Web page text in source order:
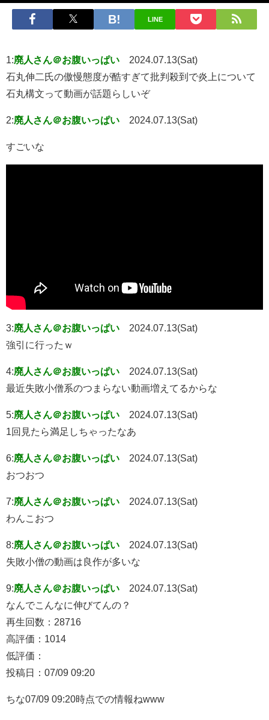
LINE
1:廃人さん＠お腹いっぱい
2024.07.13(Sat)
石丸伸二氏の傲慢態度が酷すぎて批判殺到で炎上について
石丸構文って動画が話題らしいぞ
2:廃人さん＠お腹いっぱい 2024.07.13(Sat)
すごいな
3:廃人さん＠お腹いっぱい
2024.07.13(Sat)
強引に行ったｗ
4:廃人さん＠お腹いっぱい
2024.07.13(Sat)
最近失敗小僧系のつまらない動画増えてるからな
5:廃人さん＠お腹いっぱい
2024.07.13(Sat)
1回見たら満足しちゃったなあ
6:廃人さん＠お腹いっぱい
2024.07.13(Sat)
おつおつ
7:廃人さん＠お腹いっぱい
2024.07.13(Sat)
わんこおつ
8:廃人さん＠お腹いっぱい
2024.07.13(Sat)
失敗小僧の動画は良作が多いな
9:廃人さん＠お腹いっぱい
2024.07.13(Sat)
なんでこんなに伸びてんの？
再生回数：28716
高評価：1014
低評価：
投稿日：07/09 09:20
ちな07/09 09:20時点での情報ねwww